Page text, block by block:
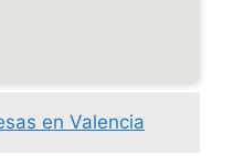
en Valencia